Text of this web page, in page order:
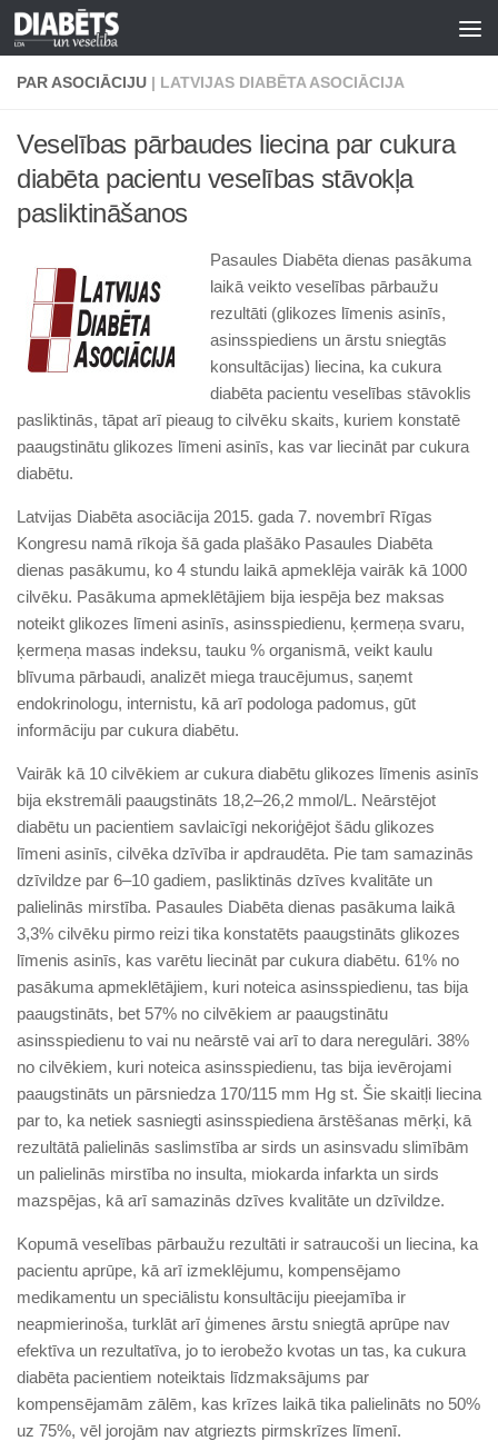
Skip to content
PAR ASOCIĀCIJU | LATVIJAS DIABĒTA ASOCIĀCIJA
Veselības pārbaudes liecina par cukura
diabēta pacientu veselības stāvokļa
pasliktināšanos
Pasaules Diabēta dienas pasākuma
laikā veikto veselības pārbaužu
rezultāti (glikozes līmenis asinīs,
asinsspiediens un ārstu sniegtās
konsultācijas) liecina, ka cukura
diabēta pacientu veselības stāvoklis
pasliktinās, tāpat arī pieaug to cilvēku skaits, kuriem konstatē
paaugstinātu glikozes līmeni asinīs, kas var liecināt par cukura
diabētu.
Latvijas Diabēta asociācija 2015. gada 7. novembrī Rīgas
Kongresu namā rīkoja šā gada plašāko Pasaules Diabēta
dienas pasākumu, ko 4 stundu laikā apmeklēja vairāk kā 1000
cilvēku. Pasākuma apmeklētājiem bija iespēja bez maksas
noteikt glikozes līmeni asinīs, asinsspiedienu, ķermeņa svaru,
ķermeņa masas indeksu, tauku % organismā, veikt kaulu
blīvuma pārbaudi, analizēt miega traucējumus, saņemt
endokrinologu, internistu, kā arī podologa padomus, gūt
informāciju par cukura diabētu.
Vairāk kā 10 cilvēkiem ar cukura diabētu glikozes līmenis asinīs
bija ekstremāli paaugstināts 18,2–26,2 mmol/L. Neārstējot
diabētu un pacientiem savlaicīgi nekoriģējot šādu glikozes
līmeni asinīs, cilvēka dzīvība ir apdraudēta. Pie tam samazinās
dzīvildze par 6–10 gadiem, pasliktinās dzīves kvalitāte un
palielinās mirstība. Pasaules Diabēta dienas pasākuma laikā
3,3% cilvēku pirmo reizi tika konstatēts paaugstināts glikozes
līmenis asinīs, kas varētu liecināt par cukura diabētu. 61% no
pasākuma apmeklētājiem, kuri noteica asinsspiedienu, tas bija
paaugstināts, bet 57% no cilvēkiem ar paaugstinātu
asinsspiedienu to vai nu neārstē vai arī to dara neregulāri. 38%
no cilvēkiem, kuri noteica asinsspiedienu, tas bija ievērojami
paaugstināts un pārsniedza 170/115 mm Hg st. Šie skaitļi liecina
par to, ka netiek sasniegti asinsspiediena ārstēšanas mērķi, kā
rezultātā palielinās saslimstība ar sirds un asinsvadu slimībām
un palielinās mirstība no insulta, miokarda infarkta un sirds
mazspējas, kā arī samazinās dzīves kvalitāte un dzīvildze.
Kopumā veselības pārbaužu rezultāti ir satraucoši un liecina, ka
pacientu aprūpe, kā arī izmeklējumu, kompensējamo
medikamentu un speciālistu konsultāciju pieejamība ir
neapmierinoša, turklāt arī ģimenes ārstu sniegtā aprūpe nav
efektīva un rezultatīva, jo to ierobežo kvotas un tas, ka cukura
diabēta pacientiem noteiktais līdzmaksājums par
kompensējamām zālēm, kas krīzes laikā tika palielināts no 50%
uz 75%, vēl jorojām nav atgriezts pirmskrīzes līmenī.